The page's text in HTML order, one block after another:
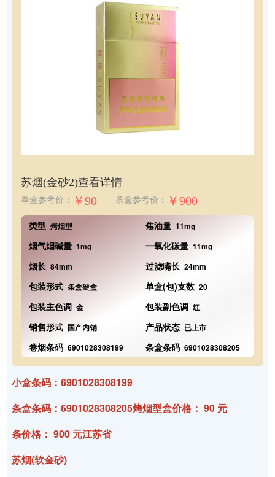
苏烟(金砂2)查看详情
单盒参考价： ￥90 条盒参考价： ￥900
类型 烤烟型 焦油量 11mg
烟气烟碱量 1mg 一氧化碳量 11mg
烟长 84mm 过滤嘴长 24mm
包装形式 条盒硬盒 单盒(包)支数 20
包装主色调 金 包装副色调 红
销售形式 国产内销 产品状态 已上市
卷烟条码 6901028308199 条盒条码 6901028308205
小盒条码：6901028308199
条盒条码：6901028308205烤烟型盒价格： 90 元
条价格： 900 元江苏省
苏烟(软金砂)